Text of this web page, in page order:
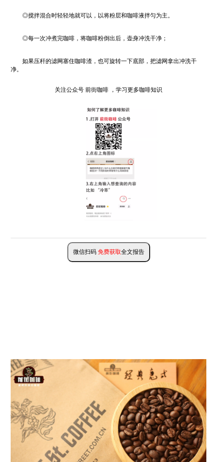
◎搅拌混合时轻轻地就可以，以将粉层和咖啡液拌匀为主。
◎每一次冲煮完咖啡，将咖啡粉倒出后，壶身冲洗干净；
如果压杆的滤网塞住咖啡渣，也可旋转一下底部，把滤网拿出冲洗干
净。
关注公众号 前街咖啡 ，学习更多咖啡知识
微信扫码 免费获取全文报告